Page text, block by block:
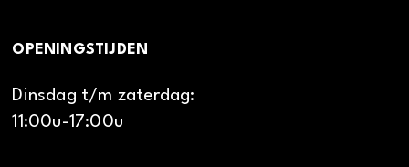
OPENINGSTIJDEN
Dinsdag t/m zaterdag:
11:00u-17:00u